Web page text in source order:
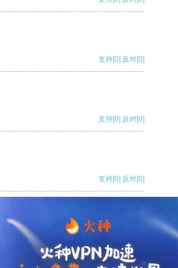
支持[0] 反对[0]
支持[0] 反对[0]
支持[0] 反对[0]